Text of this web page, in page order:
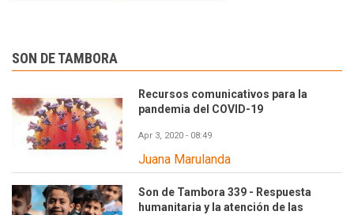
SON DE TAMBORA
Recursos comunicativos para la
pandemia del COVID-19
Apr 3, 2020 - 08:49
Juana Marulanda
Son de Tambora 339 - Respuesta
humanitaria y la atención de las